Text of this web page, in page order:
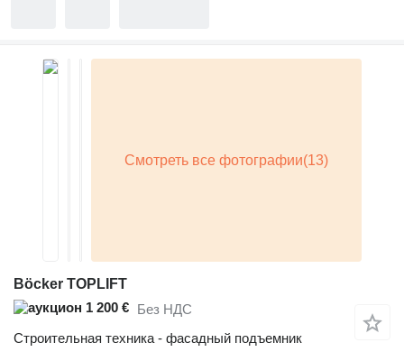
Böcker TOPLIFT
1 200 € Без НДС
Строительная техника - фасадный подъемник